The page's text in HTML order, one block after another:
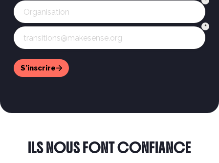
ILS NOUS FONT CONFIANCE